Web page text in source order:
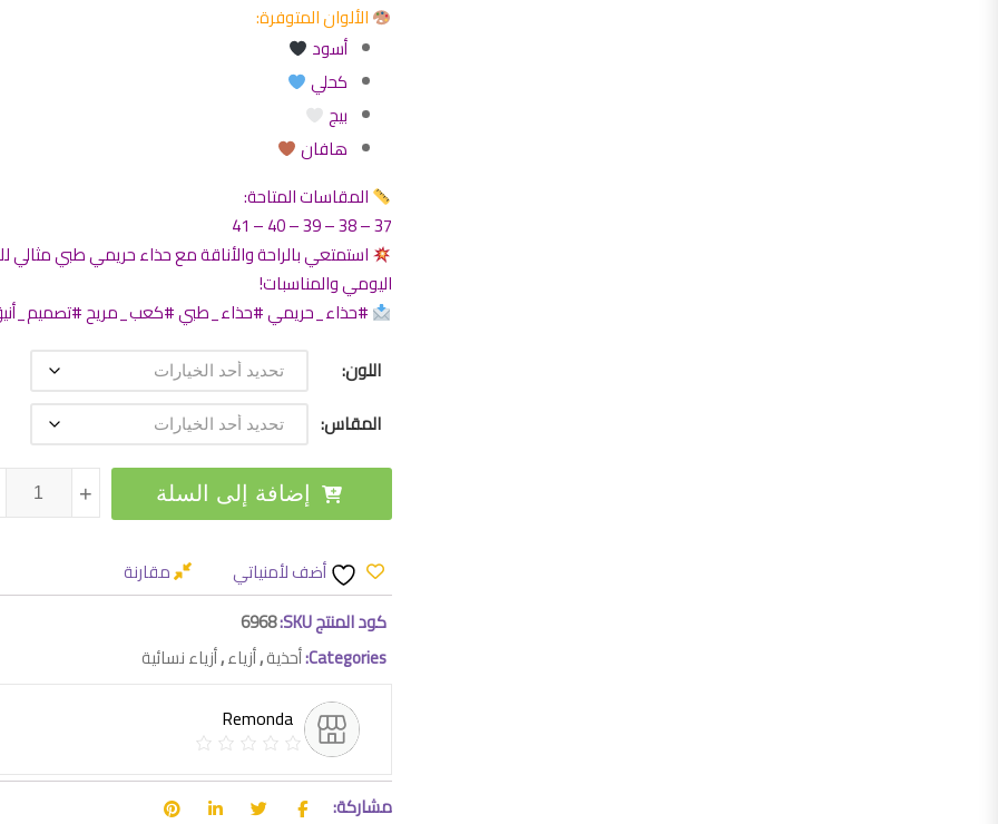
الألوان المتوفرة:
أسود
كحلي
بيج
هافان
المقاسات المتاحة:
37 – 38 – 39 – 40 – 41
استمتعي بالراحة والأناقة مع حذاء حريمي طبي مثالي
اليومي والمناسبات!
#حذاء_حريمي #حذاء_طبي #كعب_مريح
اللون
المقاس
كمية حذاء+
+ إضافة إلى السلة
أضف لأمنياتي
مقارنة
كود المنتج SKU:
6968
Categories: أحذية,أزياء,أزياء نسائية
Remonda
مشاركة: